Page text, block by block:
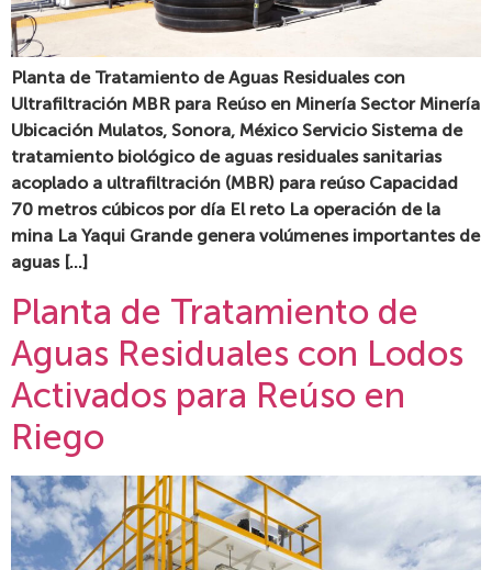
Planta de Tratamiento de Aguas Residuales con
Ultrafiltración MBR para Reúso en Minería Sector Minería
Ubicación Mulatos, Sonora, México Servicio Sistema de
tratamiento biológico de aguas residuales sanitarias
acoplado a ultrafiltración (MBR) para reúso Capacidad
70 metros cúbicos por día El reto La operación de la
mina La Yaqui Grande genera volúmenes importantes de
aguas […]
Planta de Tratamiento de
Aguas Residuales con Lodos
Activados para Reúso en
Riego